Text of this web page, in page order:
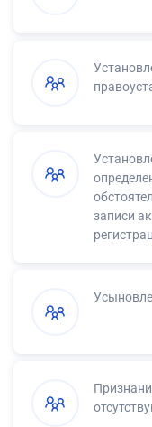
записи